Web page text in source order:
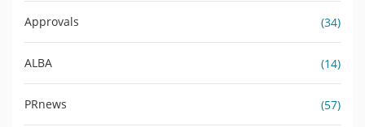
Approvals (34)
ALBA (14)
PRnews (57)